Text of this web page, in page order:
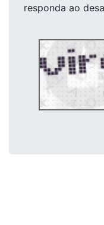
responda ao